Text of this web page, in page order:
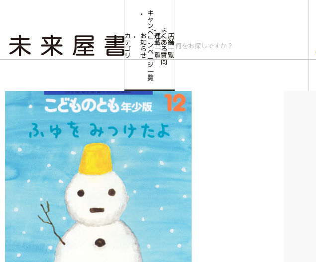
カ
テ
ゴ
リ
お
知
ら
せ
キ
ャ
ン
ペ
ー
ン
ペ
ー
ジ
一
覧
連
載
一
覧
よ
く
あ
る
質
問
店
舗
一
覧
<こどものとも年少版>ふゆをみつけたよ